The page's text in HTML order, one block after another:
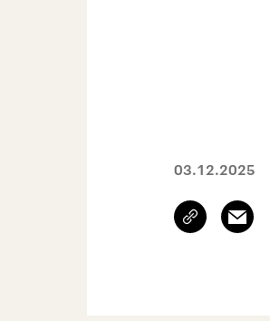
03.12.2025
Link
kopieren/teilen
Email